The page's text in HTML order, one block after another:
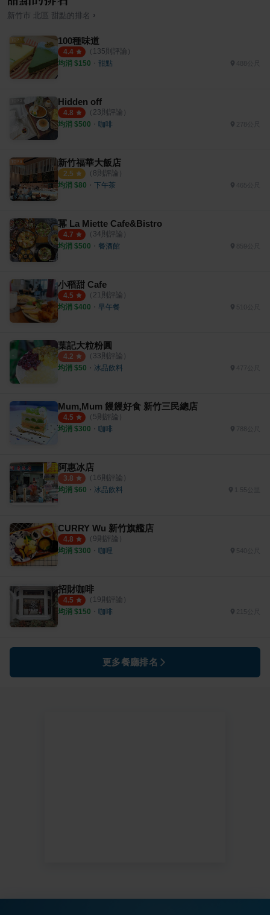
新竹市 北區 甜點的排名 ›
100種味道
4.4 （ 135則評論）
均消 $150 ・ 甜點 488公尺
Hidden off
4.8 （ 23則評論）
均消 $500 ・ 咖啡
新竹福華大飯店
2.5 （ 8則評論）
均消 $80 ・ 下午茶 465公尺
冪 La Miette Cafe&Bistro
4.7 （ 34則評論）
均消 $500 ・ 餐酒館 859公尺
小稻甜 Cafe
4.5 （ 21 則評論）
均消 $400 ・ 早午餐 510公尺
葉記大粒粉圓
4.2 （ 33則評論）
均消 $50 ・ 冰品飲料 477公尺
Mum,Mum 饅饅好食 新竹三民總店
4.5 （ 5則評論）
均消 $300 ・ 咖啡
阿惠冰店
3.8 （ 16則評論）
均消 $60 ・ 冰品飲料 1.55公里
CURRY Wu 新竹旗艦店
4.8 （ 9則評論）
均消 $300 ・ 咖哩 540公尺
招財咖啡
4.5 （ 19則評論）
均消 $150 ・ 咖啡 215公尺
更多餐廳排名